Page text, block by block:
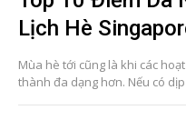
Lịch Hè
Mùa hè tới cũng là khi các
thành đa dạng hơn. Nếu có dịp